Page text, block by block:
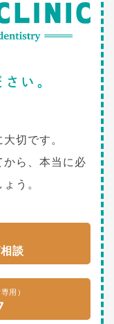
い。
切です。
ら、本当に必
う。
談
用）